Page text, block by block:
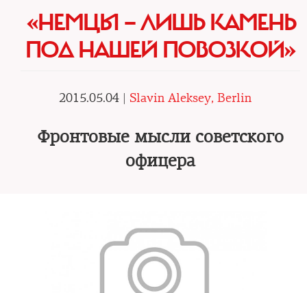
«НЕМЦЫ — ЛИШЬ КАМЕНЬ
ПОД НАШЕЙ ПОВОЗКОЙ»
2015.05.04 | Slavin Aleksey, Berlin
Фронтовые мысли советского
офицера